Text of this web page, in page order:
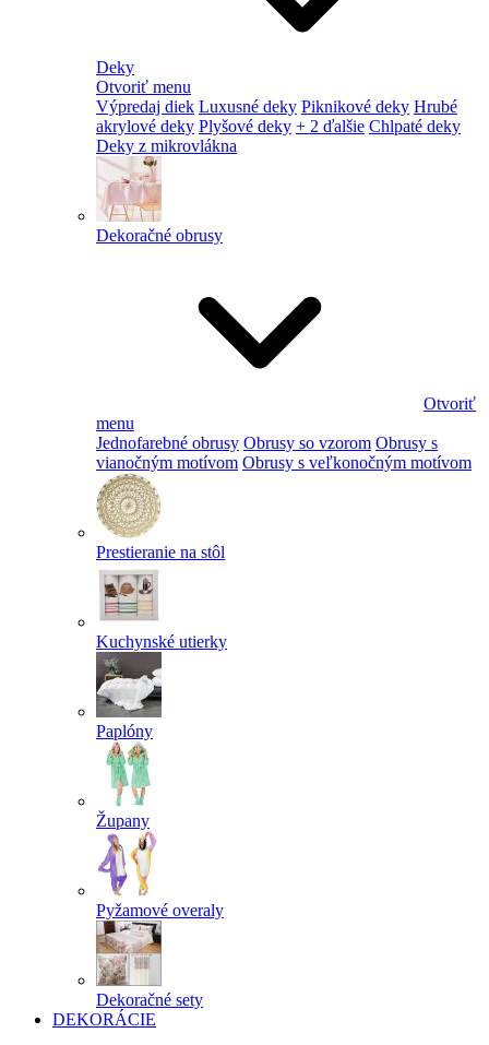
Deky
Otvoriť menu
Výpredaj diek Luxusné deky Piknikové deky Hrubé
akrylové deky Plyšové deky + 2 ďalšie Chlpaté deky
Deky z mikrovlákna
Dekoračné obrusy
Otvoriť
menu
Jednofarebné obrusy Obrusy so vzorom Obrusy s
vianočným motívom Obrusy s veľkonočným motívom
Prestieranie na stôl
Kuchynské utierky
Paplóny
Župany
Pyžamové overaly
Dekoračné sety
DEKORÁCIE